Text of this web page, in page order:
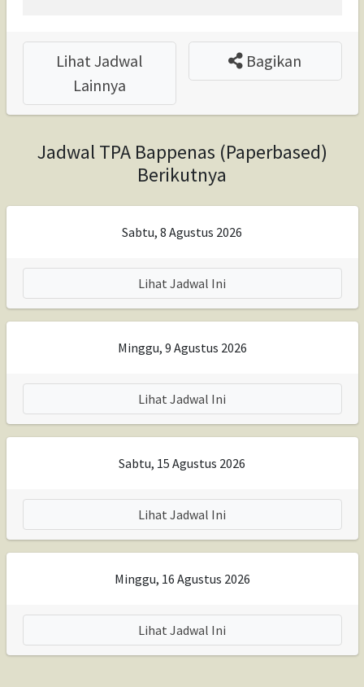
Lihat Jadwal
Lainnya
Bagikan
Jadwal TPA Bappenas (Paperbased)
Berikutnya
Sabtu, 8 Agustus 2026
Lihat Jadwal Ini
Minggu, 9 Agustus 2026
Lihat Jadwal Ini
Sabtu, 15 Agustus 2026
Lihat Jadwal Ini
Minggu, 16 Agustus 2026
Lihat Jadwal Ini